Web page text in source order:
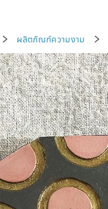
ผลิตภัณฑ์ความงาม